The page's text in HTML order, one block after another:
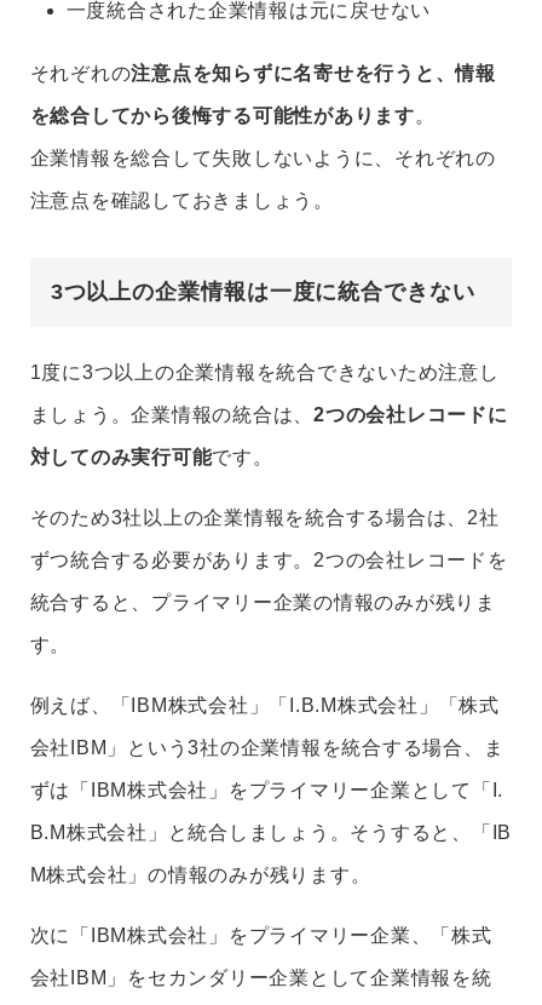
一度統合された企業情報は元に戻せない
それぞれの注意点を知らずに名寄せを行うと、情報
を総合してから後悔する可能性があります。
企業情報を総合して失敗しないように、それぞれの
注意点を確認しておきましょう。
3つ以上の企業情報は一度に統合できない
1度に3つ以上の企業情報を統合できないため注意し
ましょう。企業情報の統合は、2つの会社レコードに
対してのみ実行可能です。
そのため3社以上の企業情報を統合する場合は、2社
ずつ統合する必要があります。2つの会社レコードを
統合すると、プライマリー企業の情報のみが残りま
す。
例えば、「IBM株式会社」「I.B.M株式会社」「株式
会社IBM」という3社の企業情報を統合する場合、ま
ずは「IBM株式会社」をプライマリー企業として「I.
B.M株式会社」と統合しましょう。そうすると、「IB
M株式会社」の情報のみが残ります。
次に「IBM株式会社」をプライマリー企業、「株式
会社IBM」をセカンダリー企業として企業情報を統